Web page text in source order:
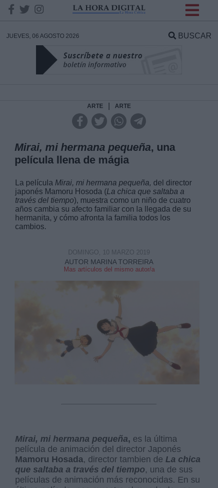
JUEVES, 06 AGOSTO 2026 BUSCAR
ARTE ARTE
Mirai, mi hermana pequeña, una
película llena de mágia
La película Mirai, mi hermana pequeña, del director
japonés Mamoru Hosoda (La chica que saltaba a
través del tiempo), muestra como un niño de cuatro
años cambia su afecto familiar con la llegada de su
hermanita, y cómo afronta la familia todos los
cambios.
AUTOR MARINA TORREIRA
Mas artículos del mismo autor/a
DOMINGO, 10 MARZO 2019
Mirai, mi hermana pequeña, es la última
película de animación del director Japonés
Mamoru Hosada, director tambien deLa chica
que saltaba a través del tiempo, una de sus
películas de animación más reconocidas. En su
DATOS
Responsable:
Destinatarios: